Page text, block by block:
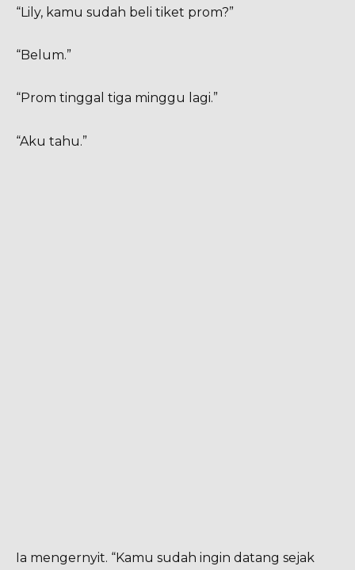
“Lily, kamu sudah beli tiket prom?”
“Belum.”
“Prom tinggal tiga minggu lagi.”
“Aku tahu.”
Ia mengernyit. “Kamu sudah ingin datang sejak